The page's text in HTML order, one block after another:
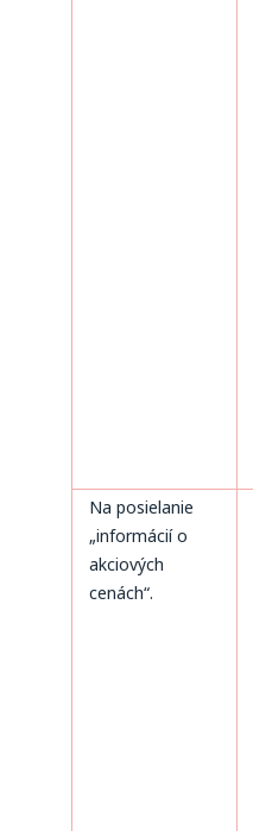
Na posielanie
„informácií o
akciových
cenách“.